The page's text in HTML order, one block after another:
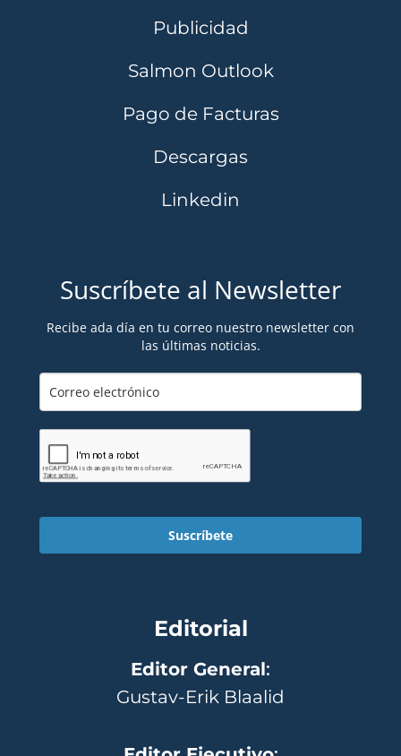
Publicidad
Salmon Outlook
Pago de Facturas
Descargas
Linkedin
Suscríbete al Newsletter
Recibe ada día en tu correo nuestro newsletter con
las últimas noticias.
Suscríbete
Editorial
Editor General:
Gustav-Erik Blaalid